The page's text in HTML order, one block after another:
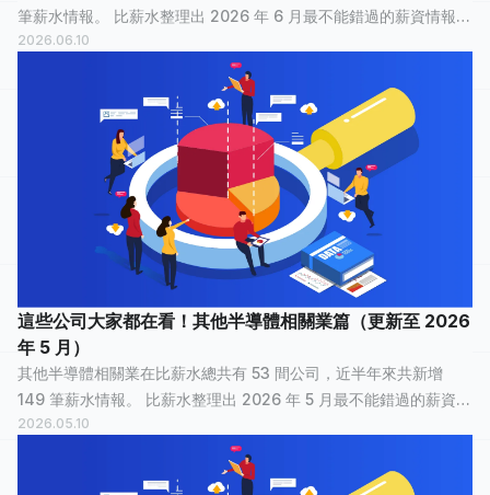
筆薪水情報。 比薪水整理出 2026 年 6 月最不能錯過的薪資情報，
讓正在物色新工作的大家，可以快速了解其他半導體相關業裡，哪
2026.06.10
這些公司大家都在看！其他半導體相關業篇（更新至 2026
年 5 月）
其他半導體相關業在比薪水總共有 53 間公司，近半年來共新增
149 筆薪水情報。 比薪水整理出 2026 年 5 月最不能錯過的薪資情
報，讓正在物色新工作的大家，可以快速了解其他半導體相關業
2026.05.10